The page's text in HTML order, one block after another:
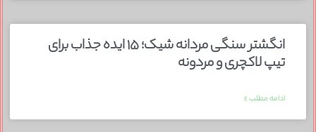
انگشتر سنگی مردانه شیک؛ ۱۵ ایده جذاب برای
تیپ لاکچری و مردونه
ادامه مطلب »